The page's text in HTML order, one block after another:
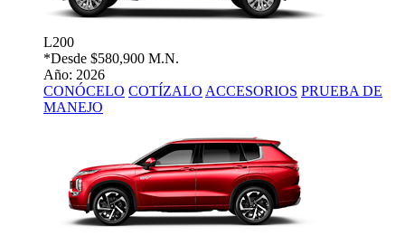
L200
*Desde $580,900 M.N.
Año: 2026
CONÓCELO COTÍZALO ACCESORIOS PRUEBA DE
MANEJO